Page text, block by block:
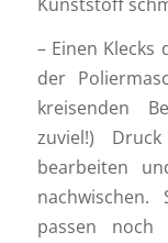
– Einen Klecks
der
kreisenden
zuviel!)
bearbeiten
passen